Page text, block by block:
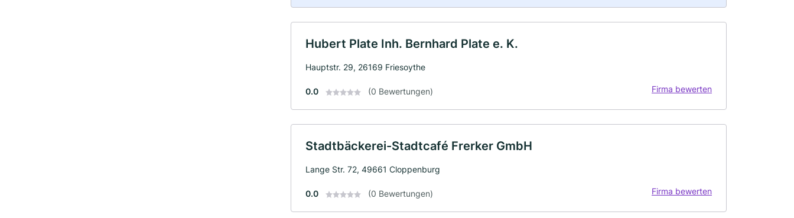
Hubert Plate Inh. Bernhard Plate e. K.
Hauptstr. 29, 26169 Friesoythe
0.0 (0 Bewertungen) Firma bewerten
Stadtbäckerei-Stadtcafé Frerker GmbH
Lange Str. 72, 49661 Cloppenburg
0.0 (0 Bewertungen) Firma bewerten